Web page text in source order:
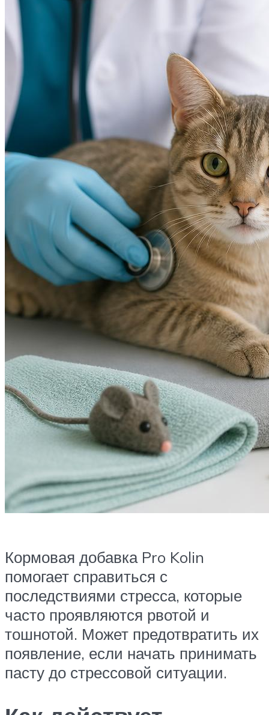
Кормовая добавка Pro Kolin
помогает справиться с
последствиями стресса, которые
часто проявляются рвотой и
тошнотой. Может предотвратить их
появление, если начать принимать
пасту до стрессовой ситуации.